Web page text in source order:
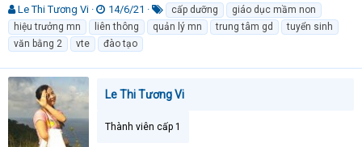
T
h
r
e
a
d
s
a
r
Le Thi Tương Vi
N
g
à
y
g
i
14/6/21
ừ
k
ó
cấp dưỡng
giáo dục mầm non
hiệu trưởng mn
liên thông quản lý mn trung tâm gd
tuyển sinh
văn bằng 2
vte đào tạo
Le Thi Tương Vi
Thành viên cấp 1